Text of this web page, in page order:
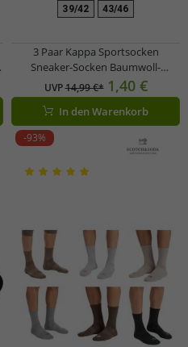
39/42 43/46
3 Paar Kappa Sportsocken
Sneaker-Socken Baumwoll-
Strümpfe mit Logo 3112YCW A00
Weiß
UVP14,99 €* 1,40 €
In den Warenkorb
-93%